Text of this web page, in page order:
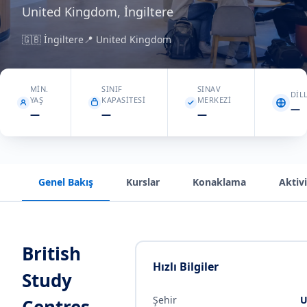
United Kingdom, İngiltere
🇬🇧 İngiltere📍 United Kingdom
MIN.
YAŞ
—
SINIF
KAPASITESI
—
SINAV
MERKEZI
— —
Genel Bakış Kurslar Konaklama
British
Study
Hızlı Bilgiler
Şehir